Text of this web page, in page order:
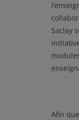
Saclay
Afin